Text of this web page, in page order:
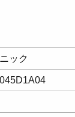
ック